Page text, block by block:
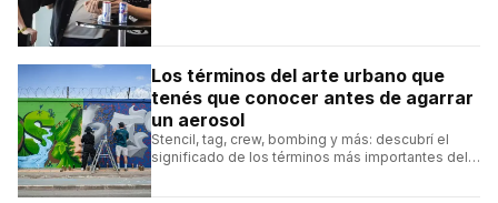
Los términos del arte urbano que
tenés que conocer antes de agarrar
un aerosol
Stencil, tag, crew, bombing y más: descubrí el
significado de los términos más importantes del